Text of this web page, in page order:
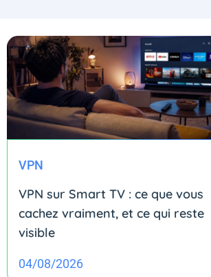
VPN
VPN sur Smart TV : ce que vous
cachez vraiment, et ce qui reste
visible
04/08/2026